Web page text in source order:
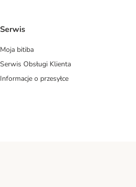
Serwis
Moja bitiba
Serwis Obsługi Klienta
Informacje o przesyłce